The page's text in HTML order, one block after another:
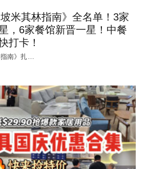
米其林指南》全名单！3家
，6家餐馆新晋一星！中餐
打卡！
南》扎…